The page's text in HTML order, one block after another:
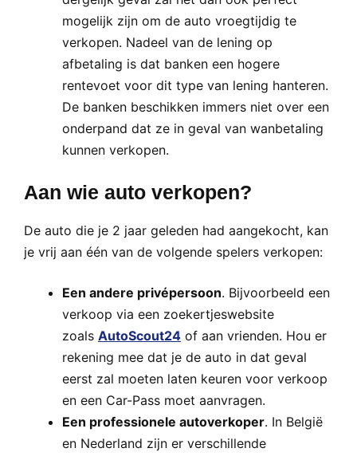
mogelijk zijn om de auto vroegtijdig te
verkopen. Nadeel van de lening op
afbetaling is dat banken een hogere
rentevoet voor dit type van lening hanteren.
De banken beschikken immers niet over een
onderpand dat ze in geval van wanbetaling
kunnen verkopen.
Aan wie auto verkopen?
De auto die je 2 jaar geleden had aangekocht, kan
je vrij aan één van de volgende spelers verkopen:
Een andere privépersoon. Bijvoorbeeld een
verkoop via een zoekertjeswebsite
zoals AutoScout24 of aan vrienden. Hou er
rekening mee dat je de auto in dat geval
eerst zal moeten laten keuren voor verkoop
en een Car-Pass moet aanvragen.
Een professionele autoverkoper. In België
en Nederland zijn er verschillende